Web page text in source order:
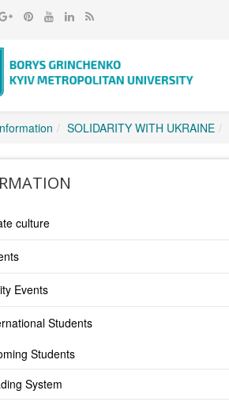
SOLIDARITY WITH UKRAINE
culture
Events
Students
Students
System